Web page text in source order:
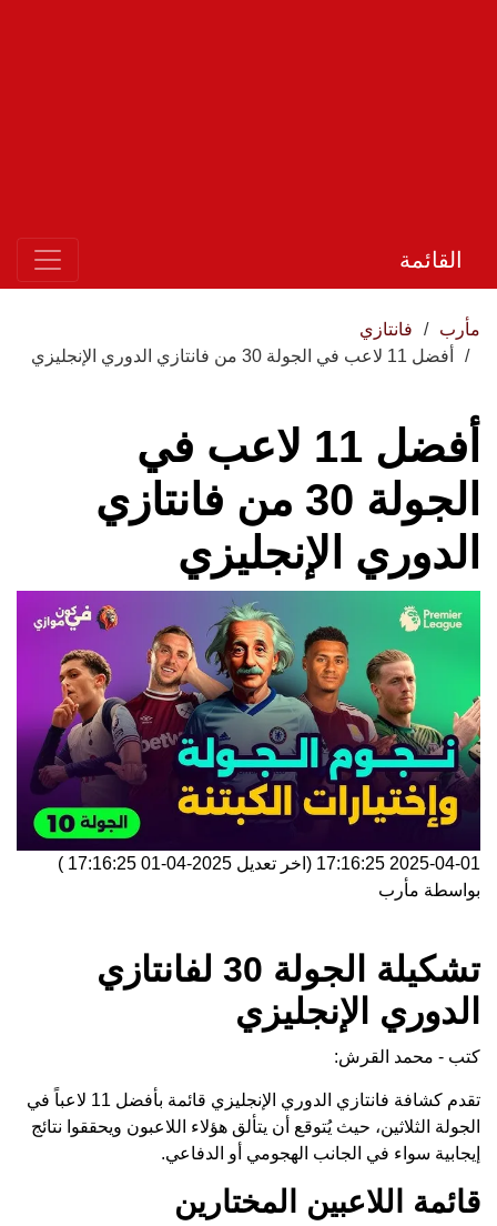
القائمة
مأرب
فانتازي
أفضل 11 لاعب في الجولة 30 من فانتازي الدوري الإنجليزي
أفضل 11 لاعب في
الجولة 30 من فانتازي
الدوري الإنجليزي
2025-04-01 17:16:25 (اخر تعديل 2025-04-01 17:16:25
)
بواسطة مأرب
تشكيلة الجولة 30 لفانتازي
الدوري الإنجليزي
كتب - محمد القرش:
تقدم كشافة فانتازي الدوري الإنجليزي قائمة بأفضل 11 لاعباً في
الجولة الثلاثين، حيث يُتوقع أن يتألق هؤلاء اللاعبون ويحققوا نتائج
إيجابية سواء في الجانب الهجومي أو الدفاعي.
قائمة اللاعبين المختارين